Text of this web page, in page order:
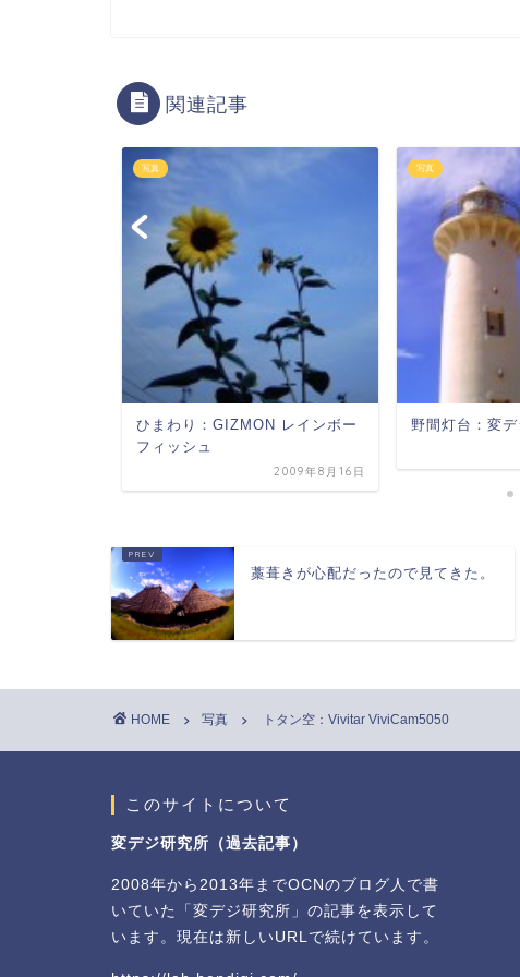
関連記事
写真
ひまわり：GIZMON レインボー
フィッシュ
2009年8月16日
写真
野間灯台：変
藁葺きが心配だったので見てきた。
HOME 写真 トタン空：Vivitar ViviCam5050
このサイトについて
変デジ研究所（過去記事）
2008年から2013年までOCNのブログ人で書
いていた「変デジ研究所」の記事を表示して
います。現在は新しいURLで続けています。